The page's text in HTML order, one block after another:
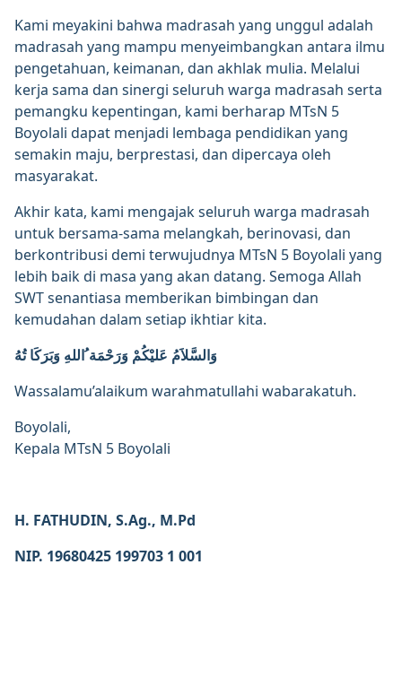
Kami meyakini bahwa madrasah yang unggul adalah
madrasah yang mampu menyeimbangkan antara ilmu
pengetahuan, keimanan, dan akhlak mulia. Melalui
kerja sama dan sinergi seluruh warga madrasah serta
pemangku kepentingan, kami berharap MTsN 5
Boyolali dapat menjadi lembaga pendidikan yang
semakin maju, berprestasi, dan dipercaya oleh
masyarakat.
Akhir kata, kami mengajak seluruh warga madrasah
untuk bersama-sama melangkah, berinovasi, dan
berkontribusi demi terwujudnya MTsN 5 Boyolali yang
lebih baik di masa yang akan datang. Semoga Allah
SWT senantiasa memberikan bimbingan dan
kemudahan dalam setiap ikhtiar kita.
وَالسَّلاَمُ عَليْكُمْ وَرَحْمَة ُاللهِ وَبَرَكَا تُهُ
Wassalamu’alaikum warahmatullahi wabarakatuh.
Boyolali,
Kepala MTsN 5 Boyolali
H. FATHUDIN, S.Ag., M.Pd
NIP. 19680425 199703 1 001